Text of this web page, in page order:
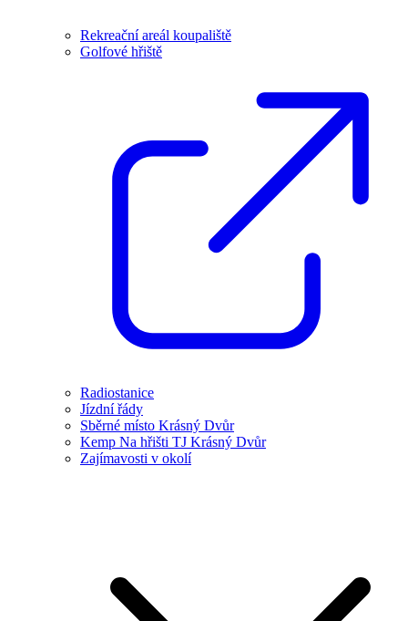
Rekreační areál koupaliště
Golfové hřiště
Radiostanice
Jízdní řády
Sběrné místo Krásný Dvůr
Kemp Na hřišti TJ Krásný Dvůr
Zajímavosti v okolí